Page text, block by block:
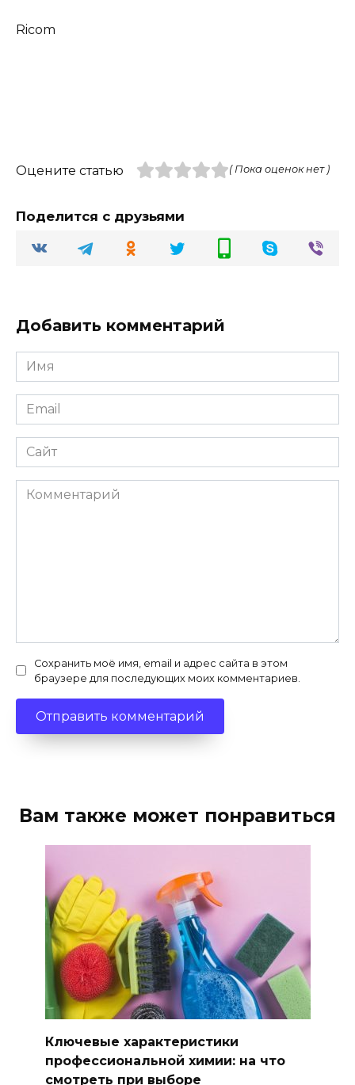
Ricom
Оцените статью ( Пока оценок нет )
Поделится с друзьями
Добавить комментарий
Имя
Email
Сайт
Комментарий
Сохранить моё имя, email и адрес сайта в этом
браузере для последующих моих комментариев.
Вам также может понравиться
Ключевые характеристики
профессиональной химии: на что
смотреть при выборе